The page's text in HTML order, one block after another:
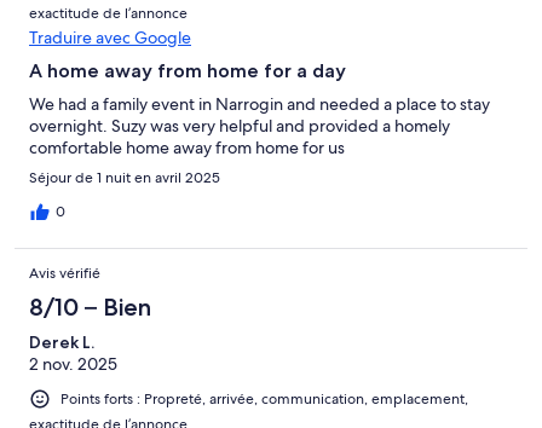
exactitude de l’annonce
Traduire avec Google
A home away from home for a day
We had a family event in Narrogin and needed a place to stay
overnight. Suzy was very helpful and provided a homely
comfortable home away from home for us
Séjour de 1 nuit en avril 2025
0
Avis vérifié
8/10 – Bien
Derek L.
2 nov. 2025
Points forts : Propreté, arrivée, communication, emplacement,